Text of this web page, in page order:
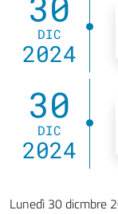
DIC
2024
30
DIC
2024
Lunedì 30 dicmbre